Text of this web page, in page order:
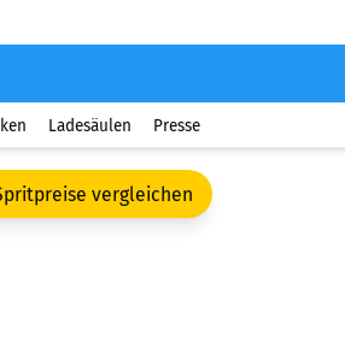
Ladesäulen Presse
vergleichen